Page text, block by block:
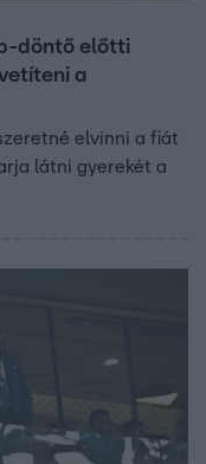
döntő előtti
a
elvinni a fiát
látni gyerekét a